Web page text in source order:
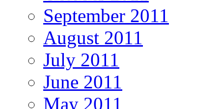
September 2011
August 2011
July 2011
June 2011
May 2011